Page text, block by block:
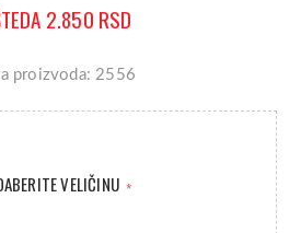
2.850 RSD
proizvoda: 2556
VELIČINU *